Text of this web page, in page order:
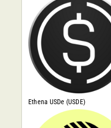
Ethena USDe (USDE)